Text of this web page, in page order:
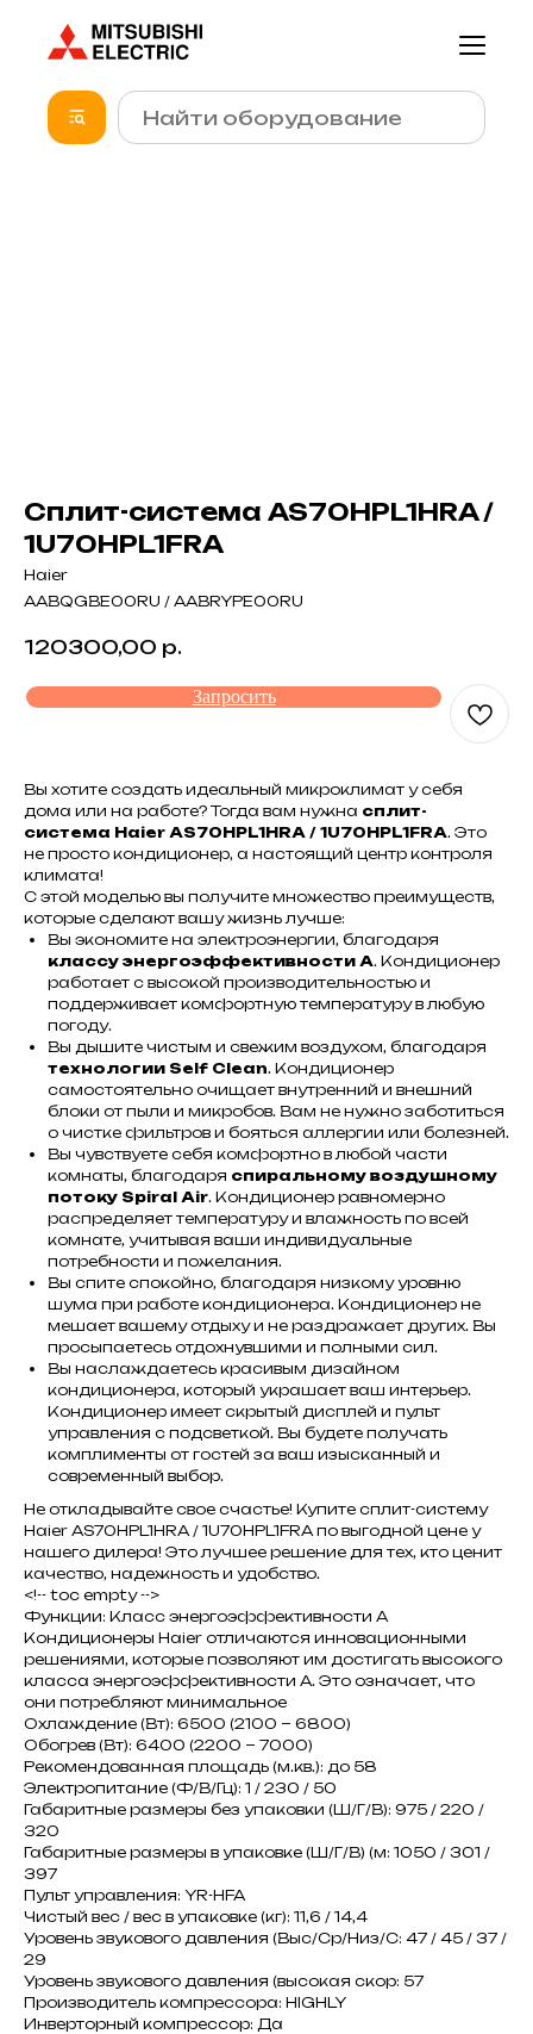
Сплит-система AS70HPL1HRA /
1U70HPL1FRA
Haier
AABQGBE00RU / AABRYPE00RU
120300,00 р.
Запросить
Вы хотите создать идеальный микроклимат у себя
дома или на работе? Тогда вам нужна сплит-
система Haier AS70HPL1HRA / 1U70HPL1FRA. Это
не просто кондиционер, а настоящий центр контроля
климата!
С этой моделью вы получите множество преимуществ,
которые сделают вашу жизнь лучше:
Вы экономите на электроэнергии, благодаря
классу энергоэффективности A. Кондиционер
работает с высокой производительностью и
поддерживает комфортную температуру в любую
погоду.
Вы дышите чистым и свежим воздухом, благодаря
технологии Self Clean. Кондиционер
самостоятельно очищает внутренний и внешний
блоки от пыли и микробов. Вам не нужно заботиться
о чистке фильтров и бояться аллергии или болезней.
Вы чувствуете себя комфортно в любой части
комнаты, благодаря спиральному воздушному
потоку Spiral Air. Кондиционер равномерно
распределяет температуру и влажность по всей
комнате, учитывая ваши индивидуальные
потребности и пожелания.
Вы спите спокойно, благодаря низкому уровню
шума при работе кондиционера. Кондиционер не
мешает вашему отдыху и не раздражает других. Вы
просыпаетесь отдохнувшими и полными сил.
Вы наслаждаетесь красивым дизайном
кондиционера, который украшает ваш интерьер.
Кондиционер имеет скрытый дисплей и пульт
управления с подсветкой. Вы будете получать
комплименты от гостей за ваш изысканный и
современный выбор.
Не откладывайте свое счастье! Купите сплит-систему
Haier AS70HPL1HRA / 1U70HPL1FRA по выгодной цене у
нашего дилера! Это лучшее решение для тех, кто ценит
качество, надежность и удобство.
<!-- toc empty -->
Функции: Класс энергоэффективности A
Кондиционеры Haier отличаются инновационными
решениями, которые позволяют им достигать высокого
класса энергоэффективности A. Это означает, что
они потребляют минимальное
Охлаждение (Вт): 6500 (2100 ~ 6800)
Обогрев (Вт): 6400 (2200 ~ 7000)
Рекомендованная площадь (м.кв.): до 58
Электропитание (Ф/В/Гц): 1 / 230 / 50
Габаритные размеры без упаковки (Ш/Г/В): 975 / 220 /
320
Габаритные размеры в упаковке (Ш/Г/В) (м: 1050 / 301 /
397
Пульт управления: YR-HFA
Чистый вес / вес в упаковке (кг): 11,6 / 14,4
Уровень звукового давления (Выс/Ср/Низ/С: 47 / 45 / 37 /
29
Уровень звукового давления (высокая скор: 57
Производитель компрессора: HIGHLY
Инверторный компрессор: Да